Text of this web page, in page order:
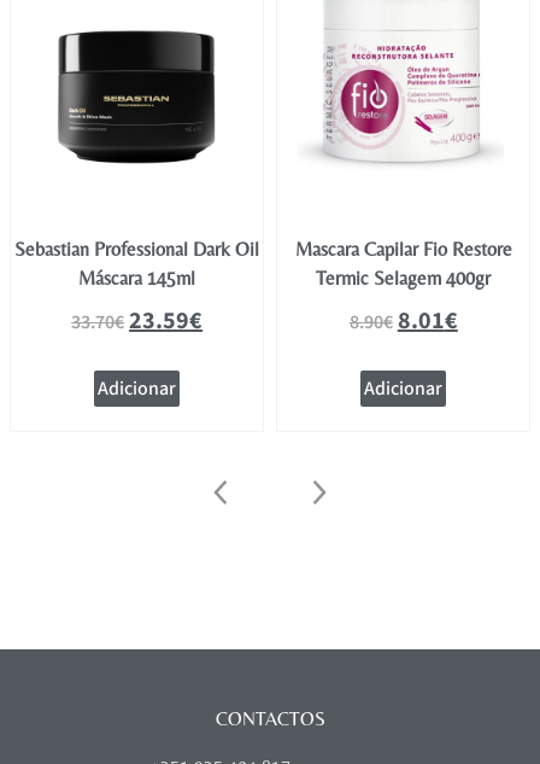
Sebastian Professional Dark Oil
Máscara 145ml
33.70€23.59€
Adicionar
Mascara Capilar Fio Restore
Termic Selagem 400gr
8.90€8.01€
Adicionar
CONTACTOS